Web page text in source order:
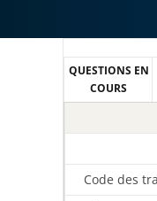
QUESTIONS EN
COURS
Code des